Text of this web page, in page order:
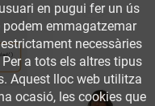
en pugui fer un ús
emmagatzemar
necessàries
a tots els altres tipus
Aquest lloc web utilitza
ocasió, les cookies que